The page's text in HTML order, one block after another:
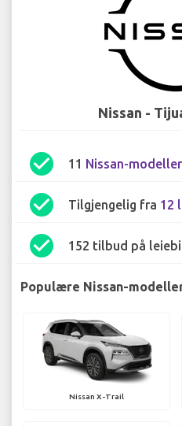
Nissan -
check_circle 11 Nissan-modeller
check_circle Tilgjengelig fra 12
check_circle 152 tilbud på
Populære Nissan-
Nissan X-Trail